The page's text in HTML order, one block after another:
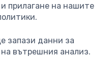
прилагане на нашите
запази данни за
вътрешния анализ.